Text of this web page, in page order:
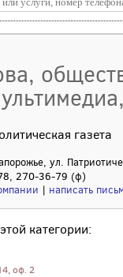
газета
ул.
270-36-79 (ф)
| написать
категории:
оф. 2